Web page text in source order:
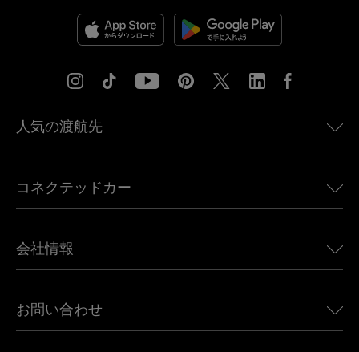
人気の渡航先
ヨーロッパ向けeSIM
カナダ向けeSIM
アフリカ向けeSIM
すべての目的地を見る
コネクテッドカー
Land Rover向けUbigi
Jeep向けUbigi
会社情報
Ubigi関連プレス
お問い合わせ